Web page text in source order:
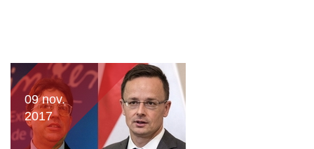
09 nov.
2017